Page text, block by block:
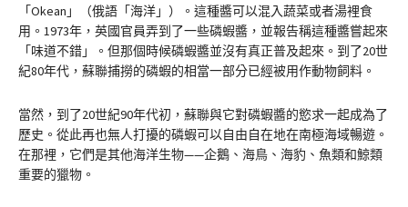
「Okean」（俄語「海洋」）。這種醬可以混入蔬菜或者湯裡食
用。1973年，英國官員弄到了一些磷蝦醬，並報告稱這種醬嘗起來
「味道不錯」。但那個時候磷蝦醬並沒有真正普及起來。到了20世
紀80年代，蘇聯捕撈的磷蝦的相當一部分已經被用作動物飼料。
當然，到了20世紀90年代初，蘇聯與它對磷蝦醬的慾求一起成為了
歷史。從此再也無人打擾的磷蝦可以自由自在地在南極海域暢遊。
在那裡，它們是其他海洋生物——企鵝、海鳥、海豹、魚類和鯨類
重要的獵物。